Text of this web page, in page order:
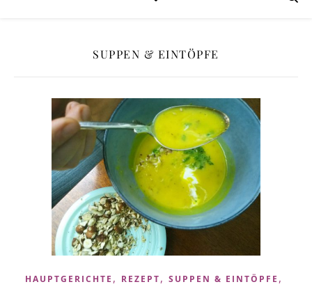
SUPPEN & EINTÖPFE
HAUPTGERICHTE , REZEPT, SUPPEN & EINTÖPFE ,